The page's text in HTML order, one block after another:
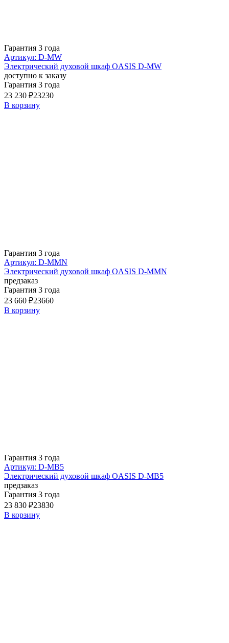
Гарантия 3 года
Артикул: D-MW
Электрический духовой шкаф OASIS D-MW
доступно к заказу
Гарантия 3 года
23 230 ₽23230
В корзину
Гарантия 3 года
Артикул: D-MMN
Электрический духовой шкаф OASIS D-MMN
предзаказ
Гарантия 3 года
23 660 ₽23660
В корзину
Гарантия 3 года
Артикул: D-MB5
Электрический духовой шкаф OASIS D-MB5
предзаказ
Гарантия 3 года
23 830 ₽23830
В корзину